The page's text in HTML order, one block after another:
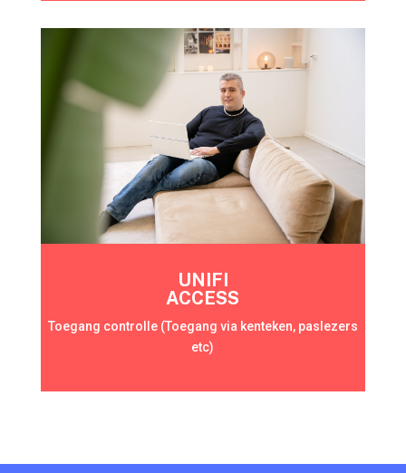
UNIFI
ACCESS
Toegang controlle (Toegang via kenteken, paslezers
etc)